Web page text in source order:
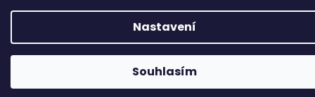
Nastavení
Souhlasím